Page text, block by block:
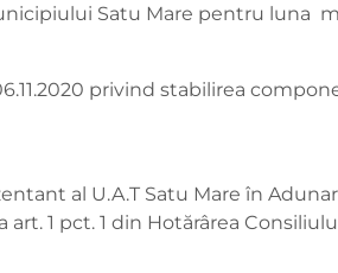
Satu Mare pentru luna
privind stabilirea
al U.A.T Satu Mare în
1 pct. 1 din Hotărârea